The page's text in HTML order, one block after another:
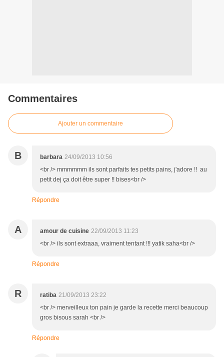
Commentaires
Ajouter un commentaire
B barbara 24/09/2013 10:56
<br /> mmmmmm ils sont parfaits tes petits pains, j'adore !! au
petit dej ça doit être super !! bises<br />
Répondre
A amour de cuisine 22/09/2013 11:23
<br /> ils sont extraaa, vraiment tentant !!! yatik saha<br />
Répondre
R ratiba 21/09/2013 23:22
<br /> merveilleux ton pain je garde la recette merci beaucoup
gros bisous sarah <br />
Répondre